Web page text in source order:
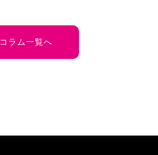
コラム一覧へ